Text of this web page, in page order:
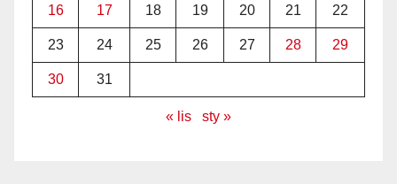
16 17 18 19 20 21 22
23 24 25 26 27 28 29
30 31
« lis sty »